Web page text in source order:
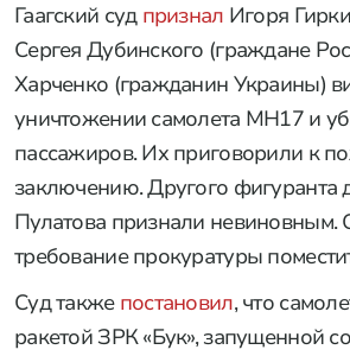
Гаагский суд признал Игоря
Сергея Дубинского (граждане
Харченко (гражданин Украины)
уничтожении самолета MH17 и
пассажиров. Их приговорили к
заключению. Другого фигуранта
Пулатова признали невиновным.
требование прокуратуры
Суд также постановил, что
ракетой ЗРК «Бук», запущенной